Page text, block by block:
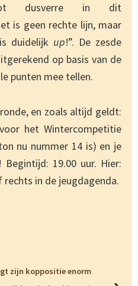
dusverre in dit
is geen rechte lijn, maar
duidelijk up!”. De zesde
op basis van de
punten mee tellen.
en zoals altijd geldt:
het Wintercompetitie
nu nummer 14 is) en je
19.00 uur. Hier:
rechts in de jeugdagenda.
zijn koppositie enorm